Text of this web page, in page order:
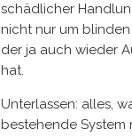
schädlicher
nicht nur um blinden
der ja auch wieder
hat.
Unterlassen: alles,
bestehende System